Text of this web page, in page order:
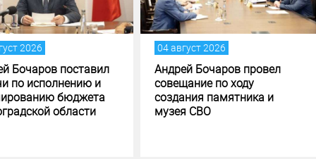
август 2026
Бочаров провел
по ходу
памятника и
СВО
04 август 2026
Строительство музея
специальной военной
операции в Волгограде - на
финишной прямой